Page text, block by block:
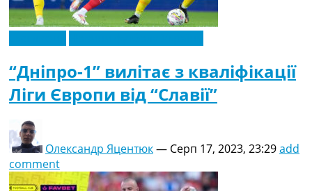
“Дніпро-1” вилітає з кваліфікації
Ліги Європи від “Славії”
Олександр Яцентюк— Серп 17, 2023, 23:29add
comment